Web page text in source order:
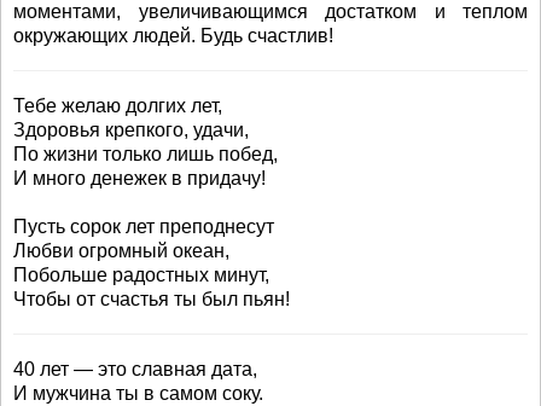
моментами, увеличивающимся достатком и теплом
окружающих людей. Будь счастлив!
Тебе желаю долгих лет,
Здоровья крепкого, удачи,
По жизни только лишь побед,
И много денежек в придачу!
Пусть сорок лет преподнесут
Любви огромный океан,
Побольше радостных минут,
Чтобы от счастья ты был пьян!
40 лет — это славная дата,
И мужчина ты в самом соку.